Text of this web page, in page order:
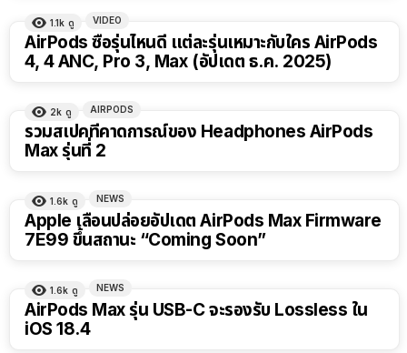
1.1k ดู VIDEO
AirPods ซื้อรุ่นไหนดี แต่ละรุ่นเหมาะกับใคร AirPods
4, 4 ANC, Pro 3, Max (อัปเดต ธ.ค. 2025)
2k ดู AIRPODS
รวมสเปคที่คาดการณ์ของ Headphones AirPods
Max รุ่นที่ 2
1.6k ดู NEWS
Apple เลื่อนปล่อยอัปเดต AirPods Max Firmware
7E99 ขึ้นสถานะ “Coming Soon”
1.6k ดู NEWS
AirPods Max รุ่น USB-C จะรองรับ Lossless ใน
iOS 18.4